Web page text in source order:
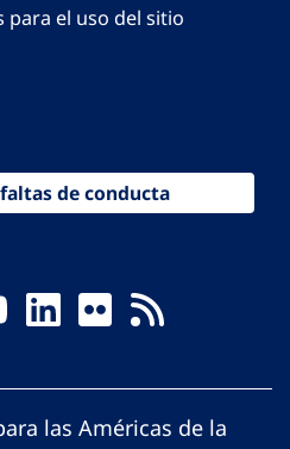
para el uso del sitio
de conducta
las Américas de la